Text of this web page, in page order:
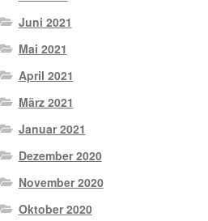
Juni 2021
Mai 2021
April 2021
März 2021
Januar 2021
Dezember 2020
November 2020
Oktober 2020